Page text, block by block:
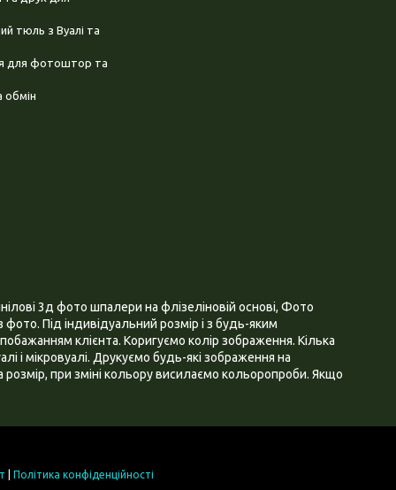
тюль з Вуалі та
для фотоштор та
обмін
3д фото шпалери на флізеліновій основі, Фото
Під індивідуальний розмір і з будь-яким
клієнта. Коригуємо колір зображення. Кілька
і мікровуалі. Друкуємо будь-які зображення на
при зміні кольору висилаємо кольоропроби. Якщо
Політика конфіденційності